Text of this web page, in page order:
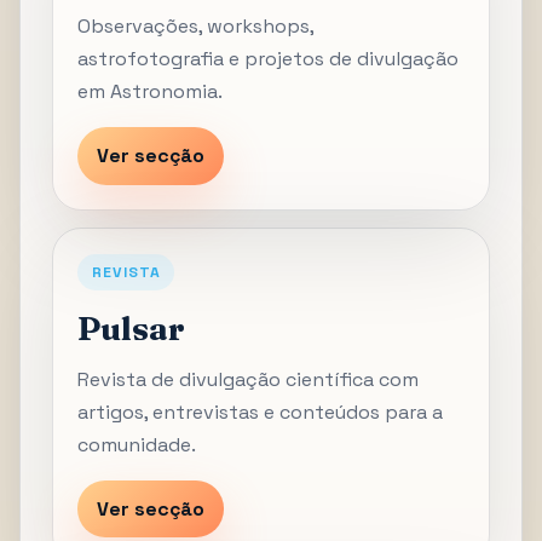
Observações, workshops,
astrofotografia e projetos de divulgação
em Astronomia.
Ver secção
REVISTA
Pulsar
Revista de divulgação científica com
artigos, entrevistas e conteúdos para a
comunidade.
Ver secção